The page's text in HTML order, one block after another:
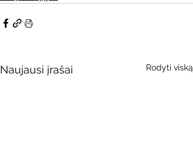
Naujausi įrašai Rodyti viską